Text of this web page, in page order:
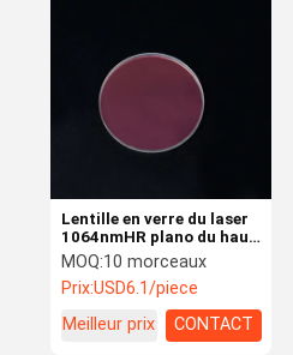
Lentille en verre du laser
1064nmHR plano du haut
du laser 45° miroir
réfléchissant 12.7*2mm
de relection pour la
machine de laser
MOQ:10 morceaux
Prix:USD6.1/piece
Meilleur prix
CONTACT